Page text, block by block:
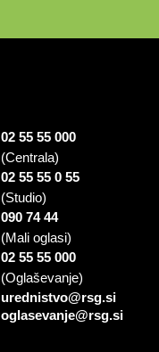
02 55 55 000
(Centrala)
02 55 55 0 55
(Studio)
090 74 44
(Mali oglasi)
02 55 55 000
(Oglaševanje)
urednistvo@rsg.si
oglasevanje@rsg.si